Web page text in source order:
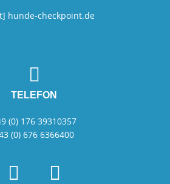
hunde-checkpoint.de
TELEFON
(0) 176 39310357
(0) 676 6366400